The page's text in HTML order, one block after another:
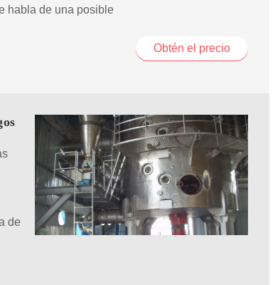
habla de una posible
Obtén el precio
de